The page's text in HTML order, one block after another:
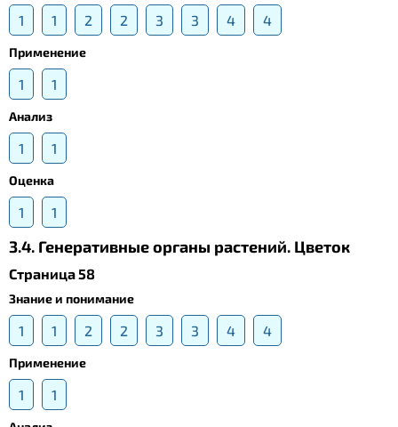
1 1 2 2 3 3 4 4
Применение
1 1
Анализ
1 1
Оценка
1 1
3.4. Генеративные органы растений. Цветок
Страница 58
Знание и понимание
1 1 2 2 3 3 4 4
Применение
1 1